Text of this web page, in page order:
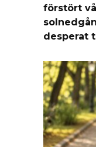
förstört
desperat